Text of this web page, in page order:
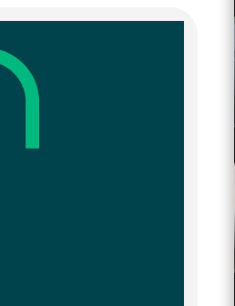
Côte d'Ivoire : Man, deux
personnes périssent dans un